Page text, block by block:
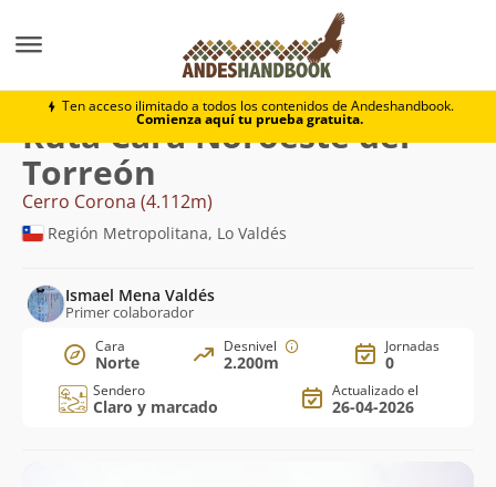
Ten acceso ilimitado a todos los contenidos de Andeshandbook.
Comienza aquí tu prueba gratuita.
Cerro Corona Cara Noroeste del Torreón
Ruta Cara Noroeste del
Torreón
Cerro Corona (4.112m)
Región Metropolitana, Lo Valdés
Ismael Mena Valdés
Primer colaborador
Cara
Norte
Desnivel
2.200m
Jornadas
0
Sendero
Claro y marcado
Actualizado el
26-04-2026